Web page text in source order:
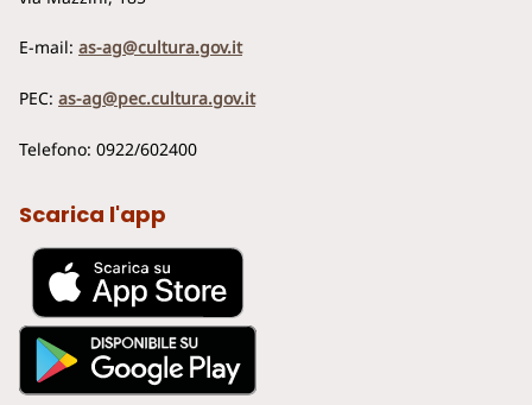
E-mail: as-ag@cultura.gov.it
PEC: as-ag@pec.cultura.gov.it
Telefono: 0922/602400
Scarica l'app